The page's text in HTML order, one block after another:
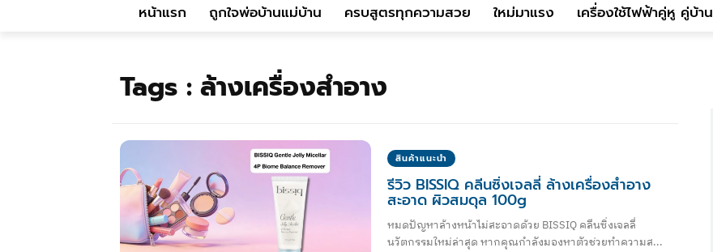
หน้าแรก ถูกใจพ่อบ้านแม่บ้าน ครบสูตรทุกความสวย ใหม่มาแรง เครื่องใช้ไฟฟ้าคู่หู คู่บ้าน
Tags : ล้างเครื่องสำอาง
สินค้าแนะนำ
รีวิว BISSIQ คลีนซิ่งเจลลี่ ล้างเครื่องสำอาง
สะอาด ผิวสมดุล 100g
หมดปัญหาล้างหน้าไม่สะอาดด้วย BISSIQ คลีนซิ่งเจลลี่
นวัตกรรมใหม่ล่าสุด หากคุณกำลังมองหาตัวช่วยทำความส...